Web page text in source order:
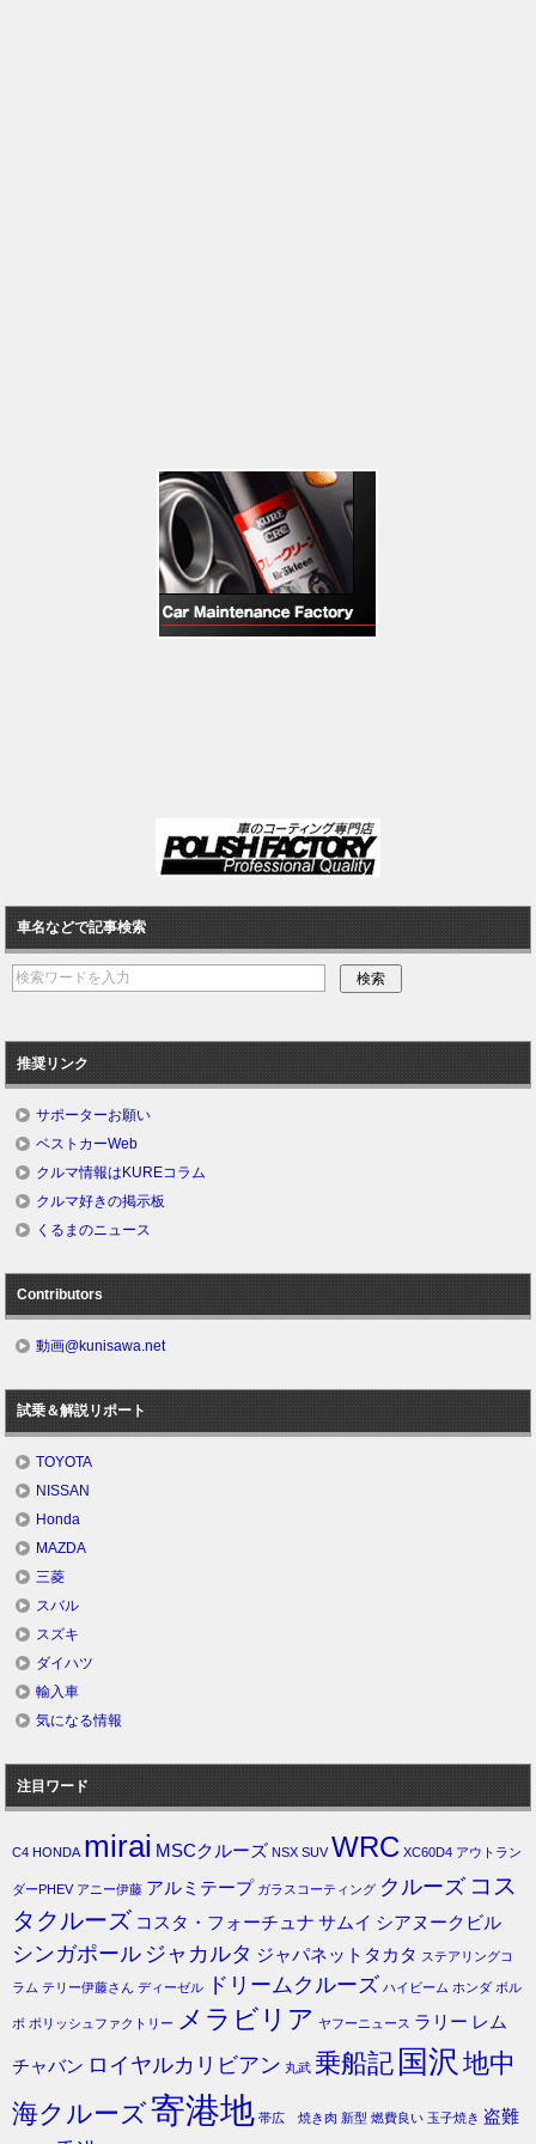
車名などで記事検索
推奨リンク
サポーターお願い
ベストカーWeb
クルマ情報はKUREコラム
クルマ好きの掲示板
くるまのニュース
Contributors
動画@kunisawa.net
試乗＆解説リポート
TOYOTA
NISSAN
Honda
MAZDA
三菱
スバル
スズキ
ダイハツ
輸入車
気になる情報
注目ワード
C4 HONDA mirai MSCクルーズ NSX SUV WRC XC60D4 アウトラン
ダーPHEV アニー伊藤 アルミテープ ガラスコーティング クルーズ コス
タクルーズ コスタ・フォーチュナ サムイ シアヌークビル
シンガポール ジャカルタ ジャパネットタカタ ステアリングコ
ラム テリー伊藤さん ディーゼル ドリームクルーズ ハイビーム ホンダ ボル
ボ ポリッシュファクトリー メラビリア ヤフーニュース ラリー レム
チャバン ロイヤルカリビアン 丸武 乗船記 国沢 地中
海クルーズ寄港地 帯広 焼き肉 新型 燃費良い 玉子焼き 盗難